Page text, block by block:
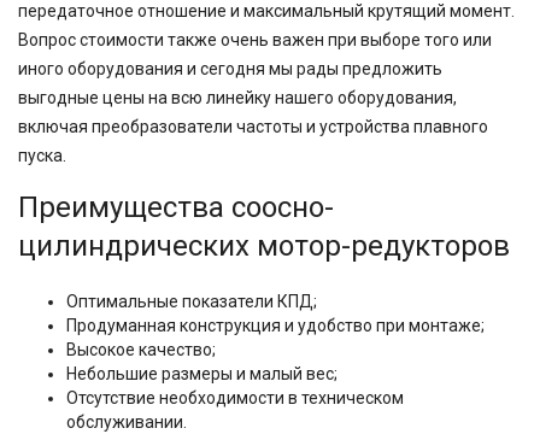
передаточное отношение и максимальный крутящий момент.
Вопрос стоимости также очень важен при выборе того или
иного оборудования и сегодня мы рады предложить
выгодные цены на всю линейку нашего оборудования,
включая преобразователи частоты и устройства плавного
пуска.
Преимущества соосно-
цилиндрических мотор-редукторов
Оптимальные показатели КПД;
Продуманная конструкция и удобство при монтаже;
Высокое качество;
Небольшие размеры и малый вес;
Отсутствие необходимости в техническом
обслуживании.